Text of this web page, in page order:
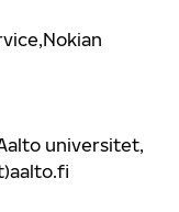
universitet,